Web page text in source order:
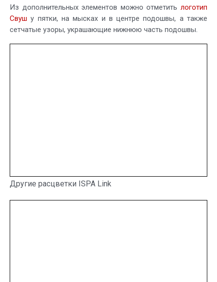
Из дополнительных элементов можно отметить логотип
Свуш у пятки, на мысках и в центре подошвы, а также
сетчатые узоры, украшающие нижнюю часть подошвы.
Другие расцветки ISPA Link